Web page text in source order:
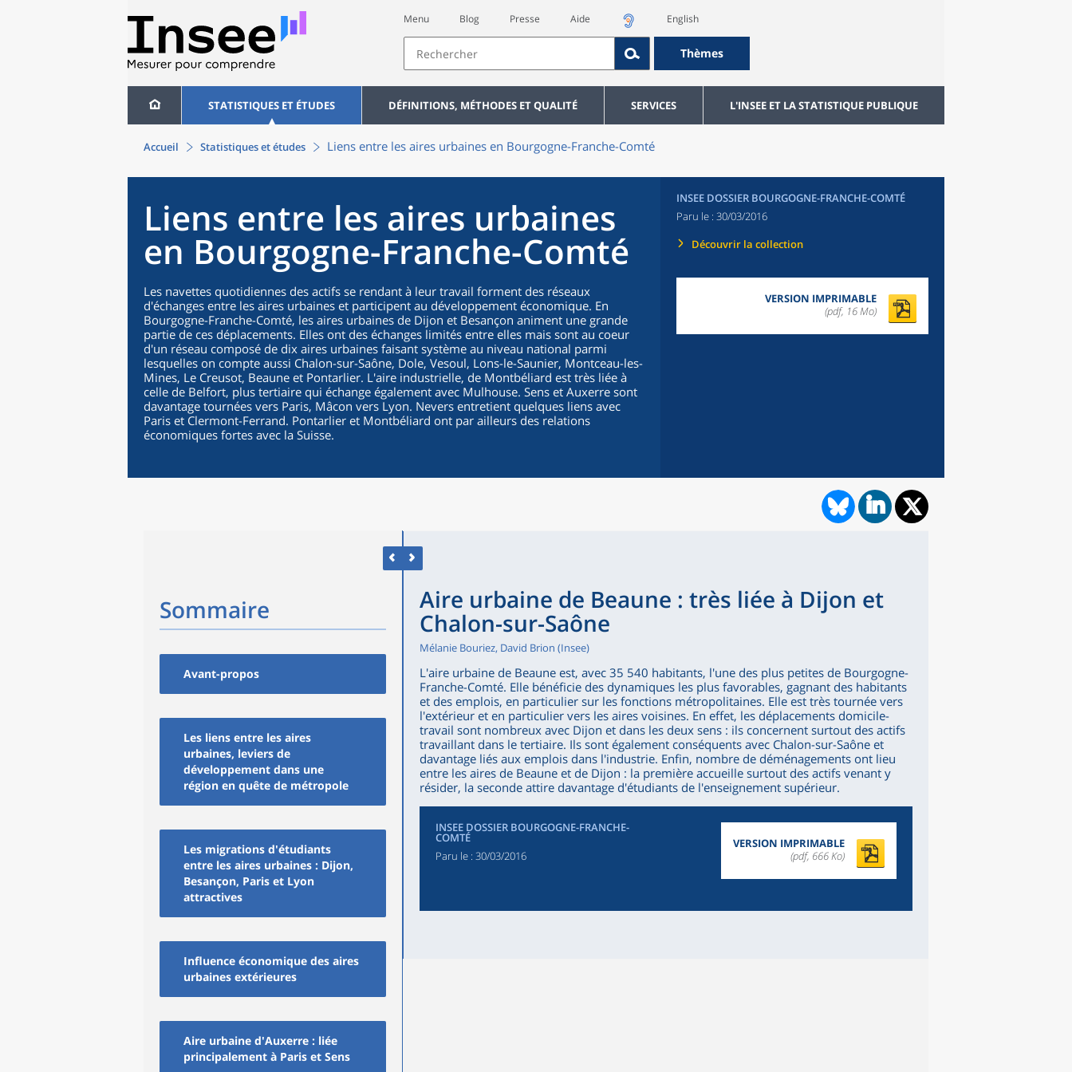
Menu Blog Presse Aide English
Thèmes
STATISTIQUES ET ÉTUDES DÉFINITIONS, MÉTHODES ET QUALITÉ SERVICES L'INSEE ET LA STATISTIQUE PUBLIQUE
Accueil Statistiques et études Liens entre les aires urbaines en Bourgogne-Franche-Comté
Liens entre les aires urbaines
en Bourgogne-Franche-Comté
Les navettes quotidiennes des actifs se rendant à leur travail forment des réseaux
d'échanges entre les aires urbaines et participent au développement économique. En
Bourgogne-Franche-Comté, les aires urbaines de Dijon et Besançon animent une grande
partie de ces déplacements. Elles ont des échanges limités entre elles mais sont au coeur
d'un réseau composé de dix aires urbaines faisant système au niveau national parmi
lesquelles on compte aussi Chalon-sur-Saône, Dole, Vesoul, Lons-le-Saunier, Montceau-les-
Mines, Le Creusot, Beaune et Pontarlier. L'aire industrielle, de Montbéliard est très liée à
celle de Belfort, plus tertiaire qui échange également avec Mulhouse. Sens et Auxerre sont
davantage tournées vers Paris, Mâcon vers Lyon. Nevers entretient quelques liens avec
Paris et Clermont-Ferrand. Pontarlier et Montbéliard ont par ailleurs des relations
économiques fortes avec la Suisse.
INSEE DOSSIER BOURGOGNE-FRANCHE-COMTÉ
Paru le : 30/03/2016
Découvrir la collection
VERSION IMPRIMABLE
(pdf, 16 Mo)
Sommaire
Avant-propos
Les liens entre les aires
urbaines, leviers de
développement dans une
région en quête de métropole
Les migrations d'étudiants
entre les aires urbaines : Dijon,
Besançon, Paris et Lyon
attractives
Influence économique des aires
urbaines extérieures
Aire urbaine d'Auxerre : liée
principalement à Paris et Sens
Aire urbaine de Beaune : très liée à Dijon et
Chalon-sur-Saône
Mélanie Bouriez, David Brion (Insee)
L'aire urbaine de Beaune est, avec 35 540 habitants, l'une des plus petites de Bourgogne-
Franche-Comté. Elle bénéficie des dynamiques les plus favorables, gagnant des habitants
et des emplois, en particulier sur les fonctions métropolitaines. Elle est très tournée vers
l'extérieur et en particulier vers les aires voisines. En effet, les déplacements domicile-
travail sont nombreux avec Dijon et dans les deux sens : ils concernent surtout des actifs
travaillant dans le tertiaire. Ils sont également conséquents avec Chalon-sur-Saône et
davantage liés aux emplois dans l'industrie. Enfin, nombre de déménagements ont lieu
entre les aires de Beaune et de Dijon : la première accueille surtout des actifs venant y
résider, la seconde attire davantage d'étudiants de l'enseignement supérieur.
INSEE DOSSIER BOURGOGNE-FRANCHE-
COMTÉ
Paru le : 30/03/2016
VERSION IMPRIMABLE
(pdf, 666 Ko)